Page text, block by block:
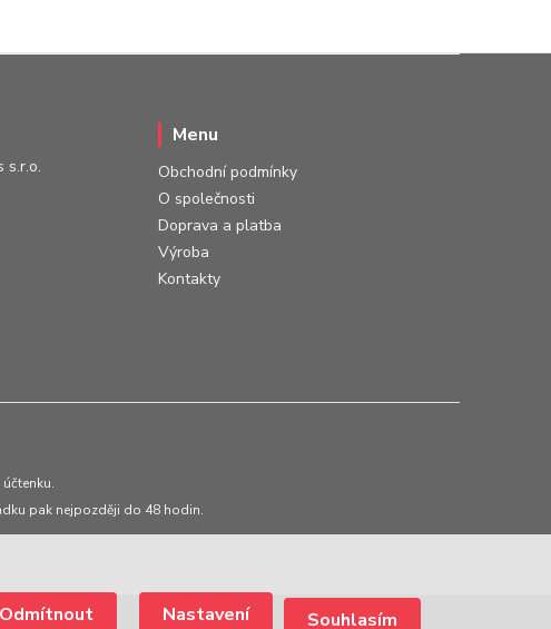
s.r.o.
Menu
Obchodní podmínky
O společnosti
Doprava a platba
Výroba
Kontakty
pak nejpozději do 48 hodin.
Nastavení Souhlasím